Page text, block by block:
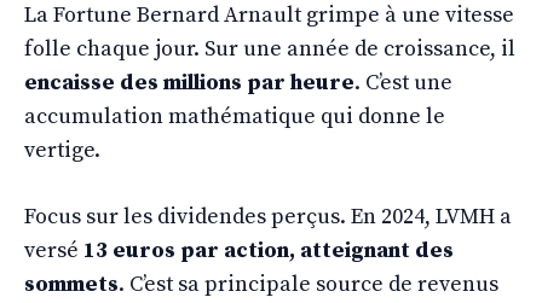
La Fortune Bernard Arnault grimpe à une vitesse
folle chaque jour. Sur une année de croissance, il
encaisse des millions par heure. C’est une
accumulation mathématique qui donne le
vertige.
Focus sur les dividendes perçus. En 2024, LVMH a
versé 13 euros par action, atteignant des
sommets. C’est sa principale source de revenus